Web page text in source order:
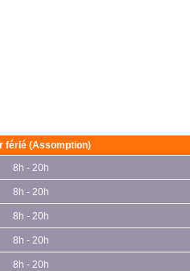
férié (Assomption)
8h - 20h
8h - 20h
8h - 20h
8h - 20h
8h - 20h